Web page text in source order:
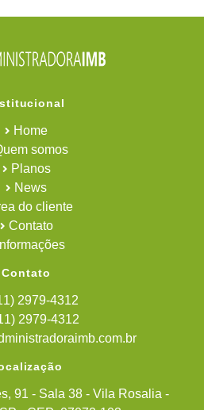
Home
somos
Planos
News
do cliente
Contato
Informações
Contato
2979-4312
2979-4312
91 - Sala 38 - Vila Rosalia -